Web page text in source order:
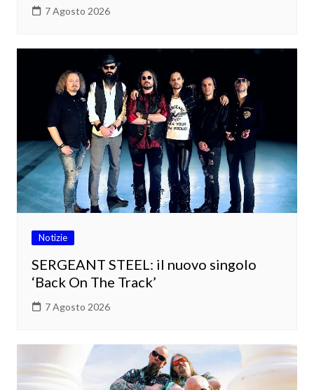
7 Agosto 2026
Notizie
SERGEANT STEEL: il nuovo singolo
‘Back On The Track’
7 Agosto 2026